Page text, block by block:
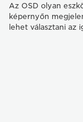
Az OSD olyan
képernyőn
lehet választani az